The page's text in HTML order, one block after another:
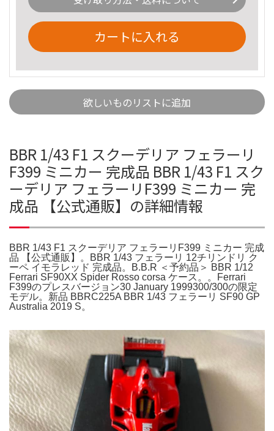
カートに入れる
欲しいものリストに追加
BBR 1/43 F1 スクーデリア フェラーリ
F399 ミニカー 完成品 BBR 1/43 F1 スク
ーデリア フェラーリF399 ミニカー 完
成品 【公式通販】の詳細情報
BBR 1/43 F1 スクーデリア フェラーリF399 ミニカー 完成
品 【公式通販】。BBR 1/43 フェラーリ 12チリンドリ ク
ーペ イモラレッド 完成品。B.B.R ＜予約品＞ BBR 1/12
Ferrari SF90XX Spider Rosso corsa ケース。。Ferrari
F399のプレスバージョン30 January 1999300/300の限定
モデル。新品 BBRC225A BBR 1/43 フェラーリ SF90 GP
Australia 2019 S。